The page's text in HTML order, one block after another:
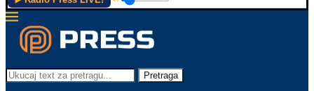
Pretraga